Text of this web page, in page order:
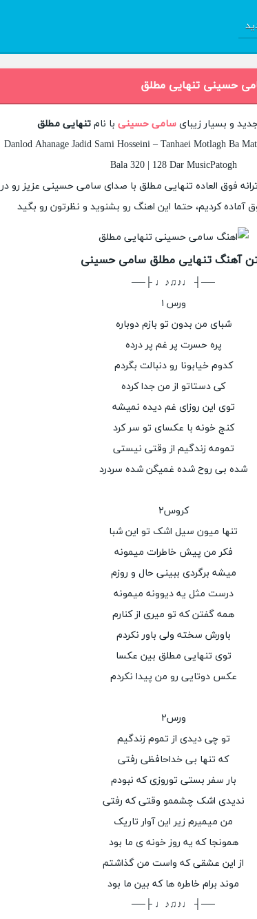
حسینی تنهایی مطلق
و بسیار زیبای سامی حسینیبا نام تنهایی مطلق
Danlod Ahanage Jadid Sami Hosseini – Tanhaei Motlagh Ba
Bala 320 | 128 Dar MusicPatogh
ترانه فوق العاده تنهایی مطلق با صدای سامی حسینی عزیز رو در
آماده کردیم، حتما این اهنگ رو بشنوید و نظرتون رو بگید
آهنگ تنهایی مطلق سامی حسینی
──┤ ♩♪♫♪♩ ├──
ورس ۱
شبای من بدون تو بازم دوباره
پره حسرت پر غم پر درده
کدوم خیابونا رو دنبالت بگردم
کی دستاتو از من جدا کرده
توی این روزای غم دیده نمیشه
کنج خونه با عکسای تو سر کرد
تمومه زندگیم از وقتی نیستی
شده بی روح شده غمیگن شده سردرد
کروس۲
تنها میون سیل اشک تو این شبا
فکر من پیش خاطرات میمونه
میشه برگردی ببینی حال و روزم
درست مثل یه دیوونه میمونه
همه گفتن که تو میری از کنارم
باورش سخته ولی باور نکردم
توی تنهایی مطلق بین عکسا
عکس دوتایی رو من پیدا نکردم
ورس۲
تو چی دیدی از تموم زندگیم
که تنها بی خداحافظی رفتی
بار سفر بستی توروزی که نبودم
ندیدی اشک چشممو وقتی که رفتی
من میمیرم زیر این آوار تاریک
همونجا که یه روز خونه ی ما بود
از این عشقی که واست من گذاشتم
موند برام خاطره ها که بین ما بود
──┤ ♩♪♫♪♩ ├──